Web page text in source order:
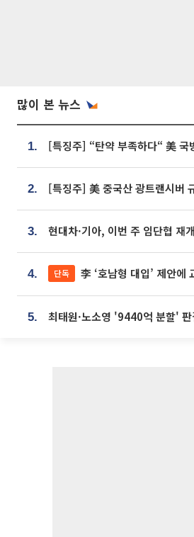
많이 본 뉴스
1.
2.
3.
4. 단독 李 ‘호남형 대입’ 제안에 교육청·지역대
5.